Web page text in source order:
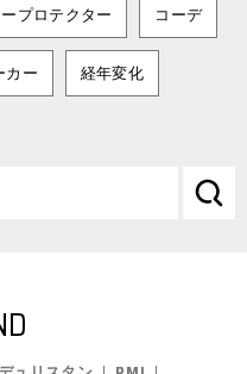
プロテクター コーデ
カー 経年変化